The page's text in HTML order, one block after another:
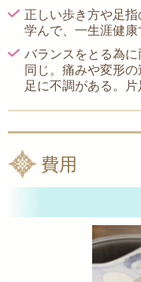
正しい歩き方や足
学んで、一生涯健
バランスをとる為
同じ。痛みや変形
足に不調がある。片
費用